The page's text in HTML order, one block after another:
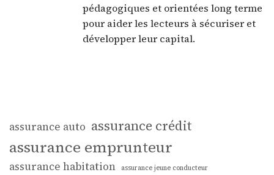
pédagogiques et orientées long terme
pour aider les lecteurs à sécuriser et
développer leur capital.
assurance auto assurance crédit
assurance emprunteur
assurance habitation assurance jeune conducteur